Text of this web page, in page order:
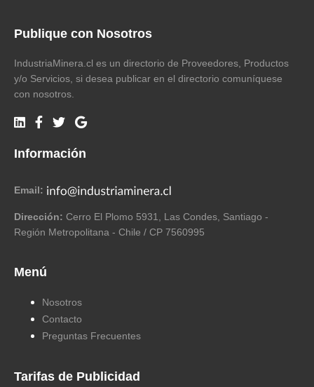
Publique con Nosotros
IndustriaMinera.cl es un directorio de Proveedores, Productos
y/o Servicios, si desea publicar en el directorio comuníquese
con nosotros.
Información
Email:
Dirección: Cerro El Plomo 5931, Las Condes, Santiago -
Región Metropolitana - Chile / CP 7560995
Menú
Nosotros
Contacto
Preguntas Frecuentes
Tarifas de Publicidad